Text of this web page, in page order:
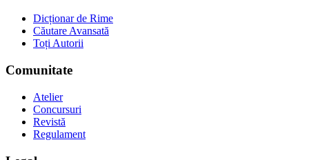
Dicționar de Rime
Căutare Avansată
Toți Autorii
Comunitate
Atelier
Concursuri
Revistă
Regulament